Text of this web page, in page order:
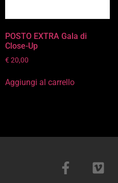
POSTO EXTRA Gala di
Close-Up
€20,00
Aggiungi al carrello